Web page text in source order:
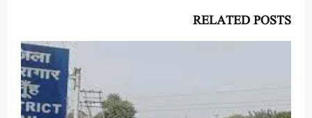
RELATED POSTS